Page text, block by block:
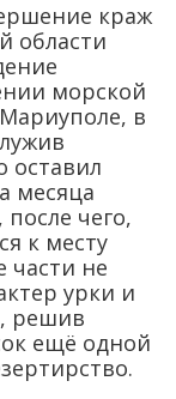
краж
области
морской
в
оставил
месяца
чего,
к месту
части не
урки и
решив
ещё одной